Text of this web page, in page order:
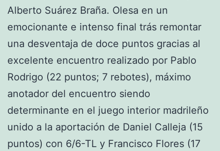
Alberto Suárez Braña. Olesa en un
emocionante e intenso final trás remontar
una desventaja de doce puntos gracias al
excelente encuentro realizado por Pablo
Rodrigo (22 puntos; 7 rebotes), máximo
anotador del encuentro siendo
determinante en el juego interior madrileño
unido a la aportación de Daniel Calleja (15
puntos) con 6/6-TL y Francisco Flores (17